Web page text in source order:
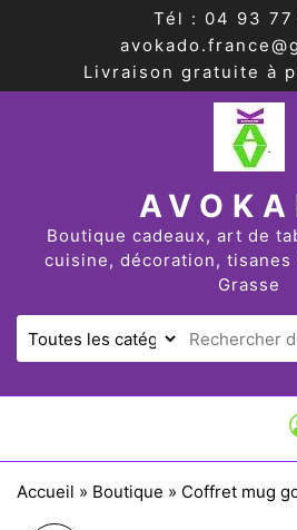
Tél : 04 93 77
Livraison gratuite à
Boutique cadeaux, art de
cuisine, décoration,
Grasse
Accueil » Boutique » Coffret mug